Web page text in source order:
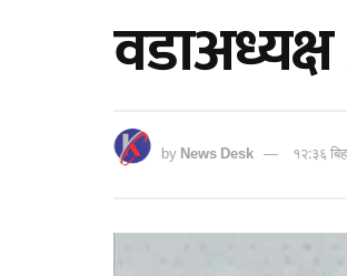
byNews Desk १२:३६